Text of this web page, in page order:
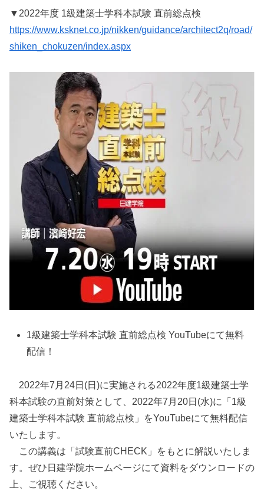
▼2022年度 1級建築士学科本試験 直前総点検
https://www.ksknet.co.jp/nikken/guidance/architect2q/road/
shiken_chokuzen/index.aspx
1級建築士学科本試験 直前総点検 YouTubeにて無料
配信！
2022年7月24日(日)に実施される2022年度1級建築士学
科本試験の直前対策として、2022年7月20日(水)に「1級
建築士学科本試験 直前総点検」をYouTubeにて無料配信
いたします。
この講義は「試験直前CHECK」をもとに解説いたしま
す。ぜひ日建学院ホームページにて資料をダウンロードの
上、ご視聴ください。